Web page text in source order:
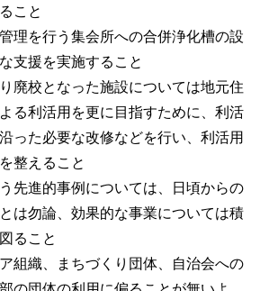
こと
理を行う集会所への合併浄化槽の設
支援を実施すること
廃校となった施設については地元住
る利活用を更に目指すために、利活
った必要な改修などを行い、利活用
整えること
先進的事例については、日頃からの
は勿論、効果的な事業については積
ること
組織、まちづくり団体、自治会への